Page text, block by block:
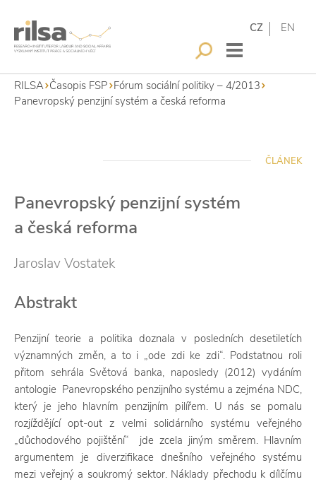
CZ EN
RILSA Časopis FSP Fórum sociální politiky – 4/2013
Panevropský penzijní systém a česká reforma
ČLÁNEK
Panevropský penzijní systém
a česká reforma
Jaroslav Vostatek
Abstrakt
Penzijní teorie a politika doznala v posledních desetiletích
významných změn, a to i „ode zdi ke zdi“. Podstatnou roli
přitom sehrála Světová banka, naposledy (2012) vydáním
antologie Panevropského penzijního systému a zejména NDC,
který je jeho hlavním penzijním pilířem. U nás se pomalu
rozjíždějící opt-out z velmi solidárního systému veřejného
„důchodového pojištění“ jde zcela jiným směrem. Hlavním
argumentem je diverzifikace dnešního veřejného systému
mezi veřejný a soukromý sektor. Náklady přechodu k dílčímu